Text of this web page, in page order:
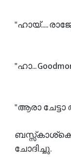
"ഹായ്.....
"ഹാ...
"ആരാ
ചോദിച്ചു.